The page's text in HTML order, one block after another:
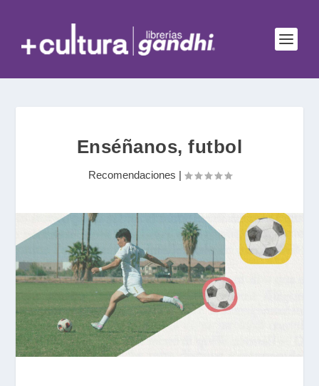
Enséñanos, futbol
Recomendaciones |